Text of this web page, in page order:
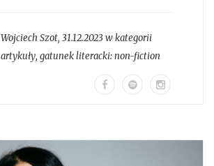
Wojciech Szot, 31.12.2023 w kategorii
artykuły, gatunek literacki:non-fiction